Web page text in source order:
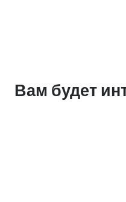
Вам будет